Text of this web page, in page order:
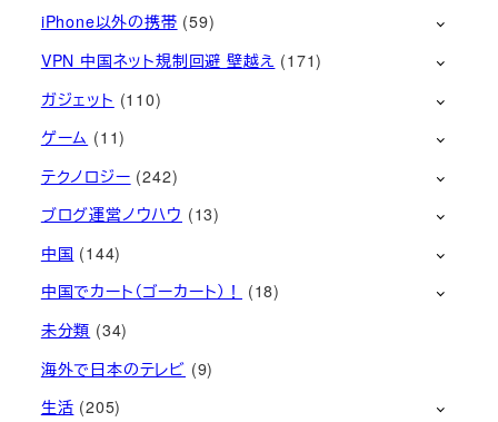
iPhone以外の携帯 (59)
VPN 中国ネット規制回避 壁越え (171)
ガジェット (110)
ゲーム (11)
テクノロジー (242)
ブログ運営ノウハウ (13)
中国 (144)
中国でカート（ゴーカート）！
(18)
未分類 (34)
海外で日本のテレビ (9)
生活 (205)